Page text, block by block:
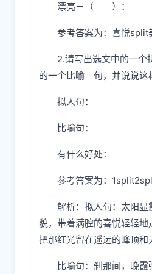
漂亮－（ ）：
参考答案为：喜悦split
2.请写出选文中的一个
的一个比喻 句，并说说这
拟人句：
比喻句：
有什么好处：
参考答案为：
解析：拟人句：太阳显
貌，带着满腔的喜悦轻轻地
把那红光留在遥远的峰顶和
比喻句：刹那间，晚